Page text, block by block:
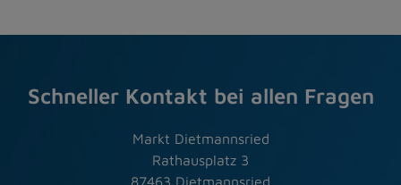
Schneller Kontakt bei allen Fragen
Markt Dietmannsried
Rathausplatz 3
87463 Dietmannsried